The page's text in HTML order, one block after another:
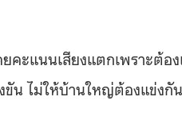
ะแนนเสียงแตกเพราะต้อ
น ไม่ให้บ้านใหญ่ต้องแข่งกั